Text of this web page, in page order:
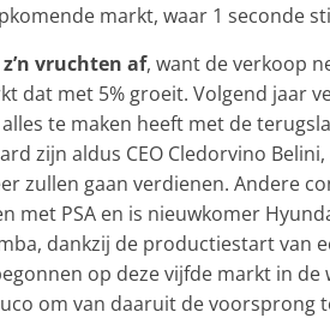
markt, waar 1 seconde
vruchten af, want de verkoop
dat met 5% groeit. Volgend jaar
te maken heeft met de
zijn aldus CEO Cledorvino
zullen gaan verdienen. Andere
met PSA en is nieuwkomer
dankzij de productiestart van
op deze vijfde markt in
om van daaruit de voorsprong